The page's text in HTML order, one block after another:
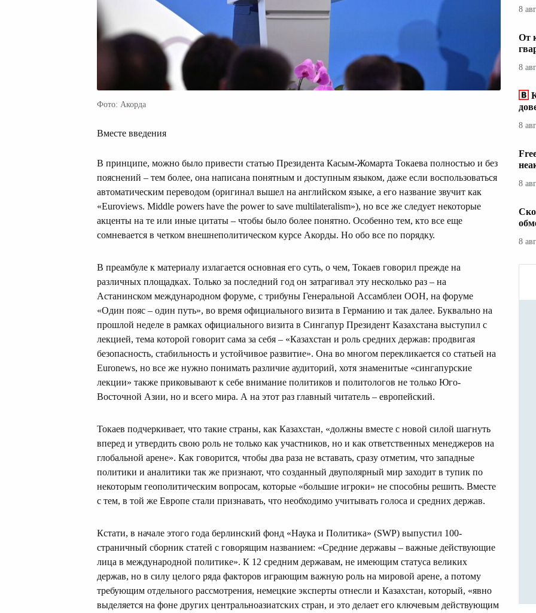
Фото: Акорда
Вместе введения
В принципе, можно было привести статью Президента Касым-Жомарта Токаева полностью и без
пояснений – тем более, она написана понятным и доступным языком, даже если воспользоваться
автоматическим переводом (оригинал вышел на английском языке, а его название звучит как
«Euroviews. Middle powers have the power to save multilateralism»), но все же следует некоторые
акценты на те или иные цитаты – чтобы было более понятно. Особенно тем, кто все еще
сомневается в четком внешнеполитическом курсе Акорды. Но обо все по порядку.
В преамбуле к материалу излагается основная его суть, о чем, Токаев говорил прежде на
различных площадках. Только за последний год он затрагивал эту несколько раз – на
Астанинском международном форуме, с трибуны Генеральной Ассамблеи ООН, на форуме
«Один пояс – один путь», во время официального визита в Германию и так далее. Буквально на
прошлой неделе в рамках официального визита в Сингапур Президент Казахстана выступил с
лекцией, тема которой говорит сама за себя – «Казахстан и роль средних держав: продвигая
безопасность, стабильность и устойчивое развитие». Она во многом перекликается со статьей на
Euronews, но все же нужно понимать различие аудиторий, хотя знаменитые «сингапурские
лекции» также приковывают к себе внимание политиков и политологов не только Юго-
Восточной Азии, но и всего мира. А на этот раз главный читатель – европейский.
Токаев подчеркивает, что такие страны, как Казахстан, «должны вместе с новой силой шагнуть
вперед и утвердить свою роль не только как участников, но и как ответственных менеджеров на
глобальной арене». Как говорится, чтобы два раза не вставать, сразу отметим, что западные
политики и аналитики так же признают, что созданный двуполярный мир заходит в тупик по
некоторым геополитическим вопросам, которые «большие игроки» не способны решить. Вместе
с тем, в той же Европе стали признавать, что необходимо учитывать голоса и средних держав.
Кстати, в начале этого года берлинский фонд «Наука и Политика» (SWP) выпустил 100-
страничный сборник статей с говорящим названием: «Средние державы – важные действующие
лица в международной политике». К 12 средним державам, не имеющим статуса великих
держав, но в силу целого ряда факторов играющим важную роль на мировой арене, а потому
требующим отдельного рассмотрения, немецкие эксперты отнесли и Казахстан, который, «явно
выделяется на фоне других центральноазиатских стран, и это делает его ключевым действующим
8
От
8
8
8
8